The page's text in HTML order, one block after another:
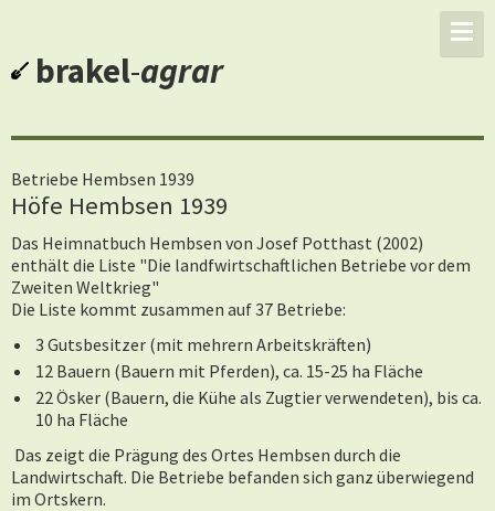
brakel-agrar
Betriebe Hembsen 1939
Höfe Hembsen 1939
Das Heimnatbuch Hembsen von Josef Potthast (2002)
enthält die Liste "Die landfwirtschaftlichen Betriebe vor dem
Zweiten Weltkrieg"
Die Liste kommt zusammen auf 37 Betriebe:
3 Gutsbesitzer (mit mehrern Arbeitskräften)
12 Bauern (Bauern mit Pferden), ca. 15-25 ha Fläche
22 Ösker (Bauern, die Kühe als Zugtier verwendeten), bis ca.
10 ha Fläche
Das zeigt die Prägung des Ortes Hembsen durch die
Landwirtschaft. Die Betriebe befanden sich ganz überwiegend
im Ortskern.